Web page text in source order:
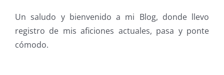
Un saludo y bienvenido a mi Blog, donde llevo
registro de mis aficiones actuales, pasa y ponte
cómodo.